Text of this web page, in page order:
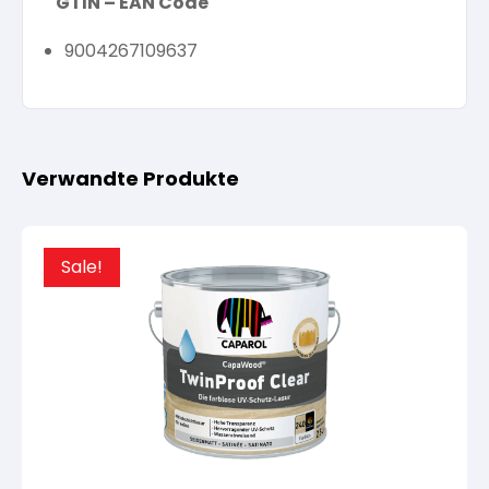
9004267109637
Verwandte Produkte
Sale!